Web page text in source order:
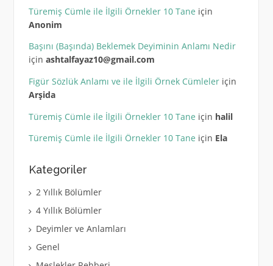
Türemiş Cümle ile İlgili Örnekler 10 Tane için
Anonim
Başını (Başında) Beklemek Deyiminin Anlamı Nedir
için ashtalfayaz10@gmail.com
Figür Sözlük Anlamı ve ile İlgili Örnek Cümleleriçin
Arşida
Türemiş Cümle ile İlgili Örnekler 10 Tane için halil
Türemiş Cümle ile İlgili Örnekler 10 Tane için Ela
Kategoriler
2 Yıllık Bölümler
4 Yıllık Bölümler
Deyimler ve Anlamları
Genel